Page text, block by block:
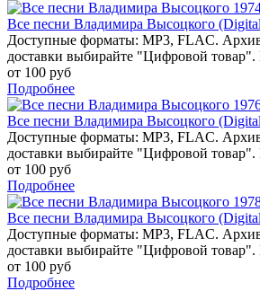
Все песни Владимира Высоцкого
Доступные форматы: MP3, FLAC.
доставки выбирайте "Цифровой товар".
от 100 руб
Подробнее
Все песни Владимира Высоцкого
Доступные форматы: MP3, FLAC.
доставки выбирайте "Цифровой товар".
от 100 руб
Подробнее
Все песни Владимира Высоцкого
Доступные форматы: MP3, FLAC.
доставки выбирайте "Цифровой товар".
от 100 руб
Подробнее